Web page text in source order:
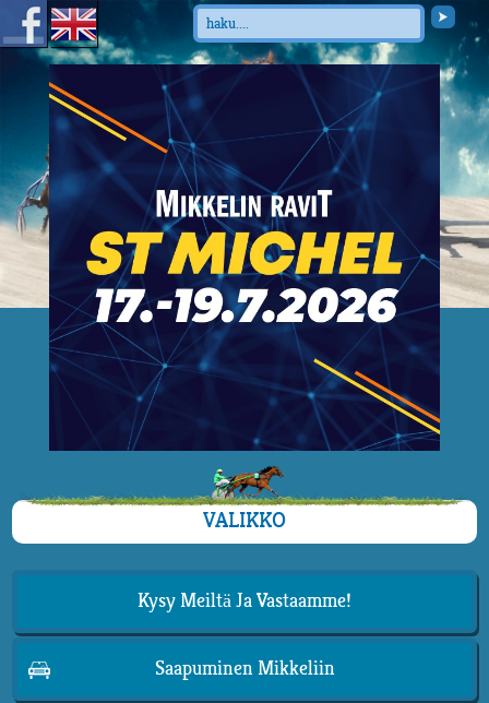
VALIKKO
Kysy Meiltä Ja Vastaamme!
Saapuminen Mikkeliin